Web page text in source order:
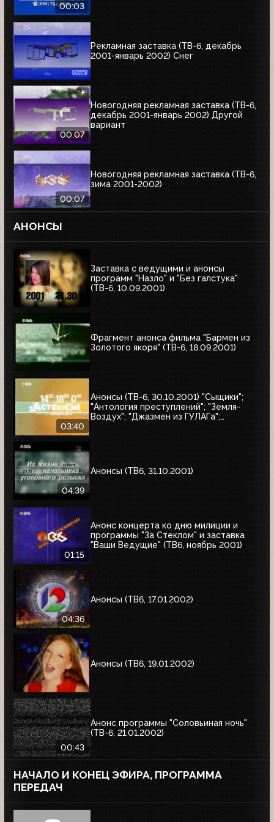
00:03
Рекламная заставка (ТВ-6, декабрь
2001-январь 2002) Снег
00:07
Новогодняя рекламная заставка (ТВ-6,
декабрь 2001-январь 2002) Другой
вариант
00:07
Новогодняя рекламная заставка (ТВ-6,
зима 2001-2002)
АНОНСЫ
Заставка с ведущими и анонсы
программ "Назло" и "Без галстука"
(ТВ-6, 10.09.2001)
Фрагмент анонса фильма "Бармен из
Золотого якоря" (ТВ-6, 18.09.2001)
03:40
Анонсы (ТВ-6, 30.10.2001) "Сыщики";
"Антология преступлений"; "Земля-
Воздух"; "Джазмен из ГУЛАГа";
04:39
Анонсы (ТВ6, 31.10.2001)
01:15
Анонс концерта ко дню милиции и
программы "За Стеклом" и заставка
"Ваши Ведущие" (ТВ6, ноябрь 2001)
04:36
Анонсы (ТВ6, 17.01.2002)
Анонсы (ТВ6, 19.01.2002)
00:43
Анонс программы "Соловьиная ночь"
(ТВ-6, 21.01.2002)
НАЧАЛО И КОНЕЦ ЭФИРА, ПРОГРАММА
ПЕРЕДАЧ